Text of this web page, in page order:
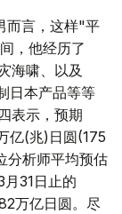
而言，这样"平
，他经历了
海啸、以及
日本产品等等
表示，预期
亿(兆)日圆(175
分析师平均预估
31日止的
万亿日圆。尽